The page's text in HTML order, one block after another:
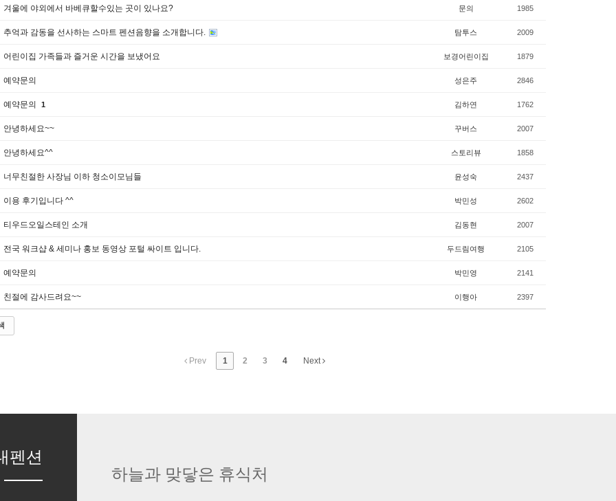
겨울에 야외에서 바베큐할수있는 곳이 있나요? 문의 1985
추억과 감동을 선사하는 스마트 펜션음향을 소개합니다. 탐투스 2009
어린이집 가족들과 즐거운 시간을 보냈어요 보경어린이집 1879
예약문의 성은주 2846
예약문의 1 김하연 1762
안녕하세요~~ 꾸버스 2007
안녕하세요^^ 스토리뷰 1858
너무친절한 사장님 이하 청소이모님들 윤성숙 2437
이용 후기입니다 ^^ 박민성 2602
티우드오일스테인 소개 김동현 2007
전국 워크샵 & 세미나 홍보 동영상 포털 싸이트 입니다. 두드림여행 2105
예약문의 박민영 2141
친절에 감사드려요~~ 이행아 2397
Prev 1 2 3 4 Next
펜션
하늘과 맞닿은 휴식처